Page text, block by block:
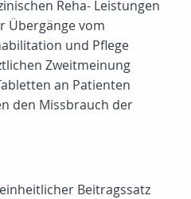
Reha- Leistungen
Übergänge vom
und Pflege
Zweitmeinung
an Patienten
den Missbrauch der
Beitragssatz